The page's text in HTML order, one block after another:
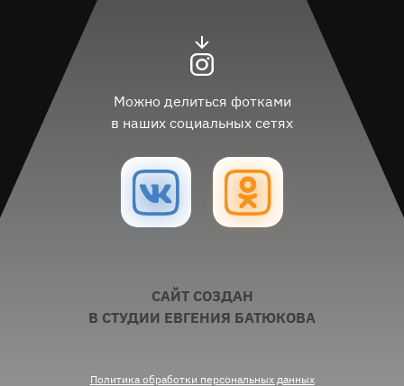
Можно делиться фотками
в наших социальных сетях
САЙТ СОЗДАН
В СТУДИИ ЕВГЕНИЯ БАТЮКОВА
Политика обработки персональных данных